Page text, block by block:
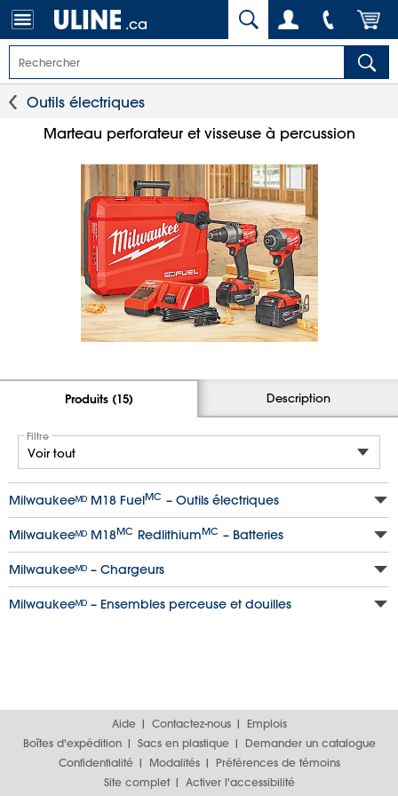
.ca
Outils électriques
Marteau perforateur et visseuse à percussion
Produits (15) Description
Filtre
Milwaukeeᴹᴰ M18 FuelMC – Outils électriques
Milwaukeeᴹᴰ M18MC RedlithiumMC – Batteries
Milwaukeeᴹᴰ – Chargeurs
Milwaukeeᴹᴰ – Ensembles perceuse et douilles
Aide Contactez-nous
Emplois
Boîtes d'expédition
Sacs en plastique
Demander un catalogue
Confidentialité
Modalités
Préférences de témoins
Site complet
Activer l'accessibilité